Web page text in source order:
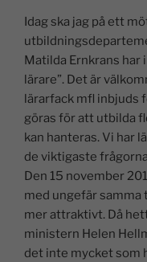
k
e
dI
n
c
e
b
o
o
k
at
s
A
p
p
Idag ska jag på ett
Matilda Ernkrans
lärare”. Det är
lärarfack mfl inbjuds
göras för att utbilda
kan hanteras. Vi har
de viktigaste
Den 15 november
med ungefär samma
mer attraktivt. Då
ministern Helen
det inte mycket som